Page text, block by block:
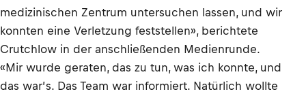
medizinischen Zentrum untersuchen lassen, und wir
konnten eine Verletzung feststellen», berichtete
Crutchlow in der anschließenden Medienrunde.
«Mir wurde geraten, das zu tun, was ich konnte, und
das war’s. Das Team war informiert. Natürlich wollte